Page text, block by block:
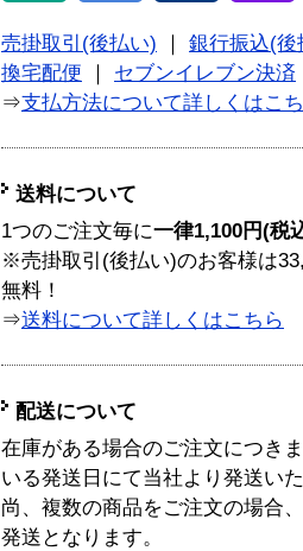
売掛取引(後払い)
銀行振込(後
換宅配便
セブンイレブン決済
⇒支払方法について詳しくはこ
送料について
1つのご注文毎に一律1,100円(税
※売掛取引(後払い)のお客様は
無料！
⇒送料について詳しくはこちら
配送について
在庫がある場合のご注文につき
いる発送日にて当社より発送い
尚、複数の商品をご注文の場合
発送となります。